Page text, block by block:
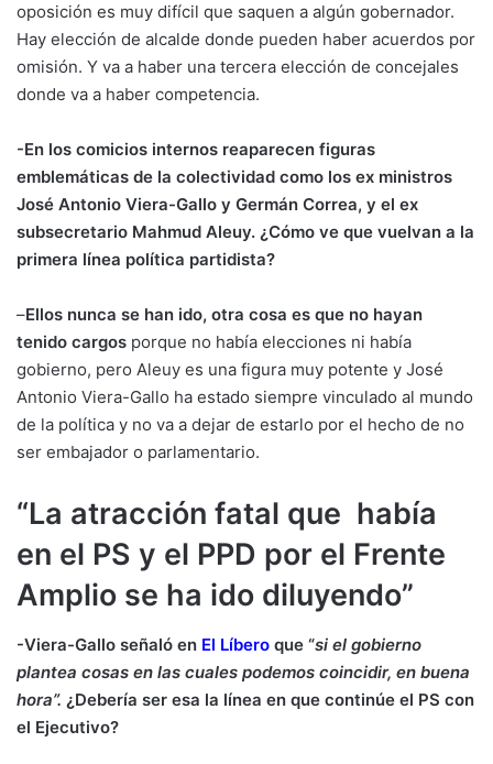
oposición es muy difícil que saquen a algún gobernador.
Hay elección de alcalde donde pueden haber acuerdos por
omisión. Y va a haber una tercera elección de concejales
donde va a haber competencia.
-En los comicios internos reaparecen figuras
emblemáticas de la colectividad como los ex ministros
José Antonio Viera-Gallo y Germán Correa, y el ex
subsecretario Mahmud Aleuy. ¿Cómo ve que vuelvan a la
primera línea política partidista?
–Ellos nunca se han ido, otra cosa es que no hayan
tenido cargos porque no había elecciones ni había
gobierno, pero Aleuy es una figura muy potente y José
Antonio Viera-Gallo ha estado siempre vinculado al mundo
de la política y no va a dejar de estarlo por el hecho de no
ser embajador o parlamentario.
“La atracción fatal que había
en el PS y el PPD por el Frente
Amplio se ha ido diluyendo”
-Viera-Gallo señaló en El Líbero que “si el gobierno
plantea cosas en las cuales podemos coincidir, en buena
hora”. ¿Debería ser esa la línea en que continúe el PS con
el Ejecutivo?